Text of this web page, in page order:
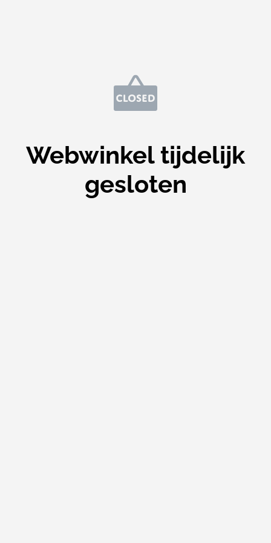
Webwinkel tijdelijk
gesloten